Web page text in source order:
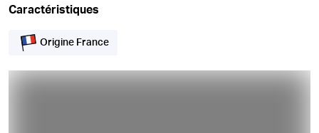
Caractéristiques
Origine France